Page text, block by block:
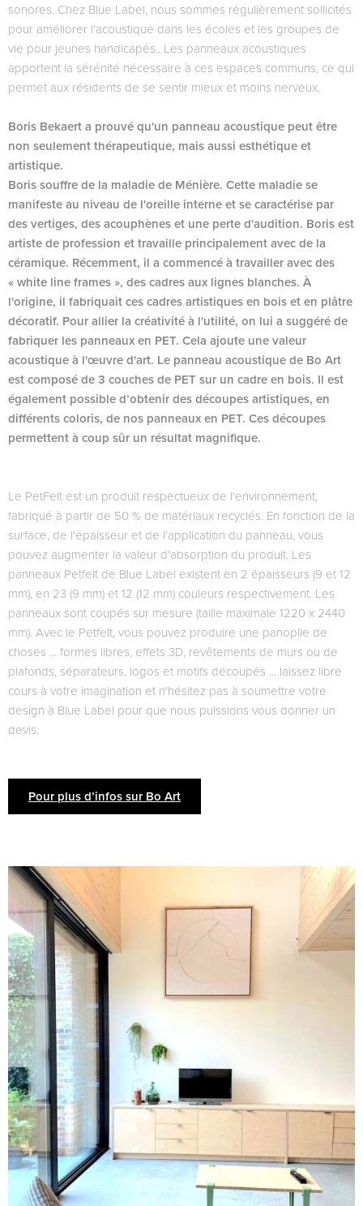
sonores. Chez Blue Label, nous sommes régulièrement sollicités
pour améliorer l'acoustique dans les écoles et les groupes de
vie pour jeunes handicapés.. Les panneaux acoustiques
apportent la sérénité nécessaire à ces espaces communs, ce qui
permet aux résidents de se sentir mieux et moins nerveux.
Boris Bekaert a prouvé qu'un panneau acoustique peut être
non seulement thérapeutique, mais aussi esthétique et
artistique.
Boris souffre de la maladie de Ménière. Cette maladie se
manifeste au niveau de l'oreille interne et se caractérise par
des vertiges, des acouphènes et une perte d'audition. Boris est
artiste de profession et travaille principalement avec de la
céramique. Récemment, il a commencé à travailler avec des
« white line frames », des cadres aux lignes blanches. À
l'origine, il fabriquait ces cadres artistiques en bois et en plâtre
décoratif. Pour allier la créativité à l'utilité, on lui a suggéré de
fabriquer les panneaux en PET. Cela ajoute une valeur
acoustique à l'œuvre d'art. Le panneau acoustique de Bo Art
est composé de 3 couches de PET sur un cadre en bois. Il est
également possible d’obtenir des découpes artistiques, en
différents coloris, de nos panneaux en PET. Ces découpes
permettent à coup sûr un résultat magnifique.
Le PetFelt est un produit respectueux de l'environnement,
fabriqué à partir de 50 % de matériaux recyclés. En fonction de la
surface, de l'épaisseur et de l'application du panneau, vous
pouvez augmenter la valeur d'absorption du produit. Les
panneaux Petfelt de Blue Label existent en 2 épaisseurs (9 et 12
mm), en 23 (9 mm) et 12 (12 mm) couleurs respectivement. Les
panneaux sont coupés sur mesure (taille maximale 1220 x 2440
mm). Avec le Petfelt, vous pouvez produire une panoplie de
choses ... formes libres, effets 3D, revêtements de murs ou de
plafonds, séparateurs, logos et motifs découpés ... laissez libre
cours à votre imagination et n'hésitez pas à soumettre votre
design à Blue Label pour que nous puissions vous donner un
devis.
Pour plus d’infos sur Bo Art